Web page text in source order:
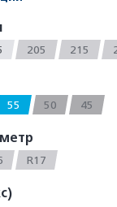
205 215
55 50 45
R17